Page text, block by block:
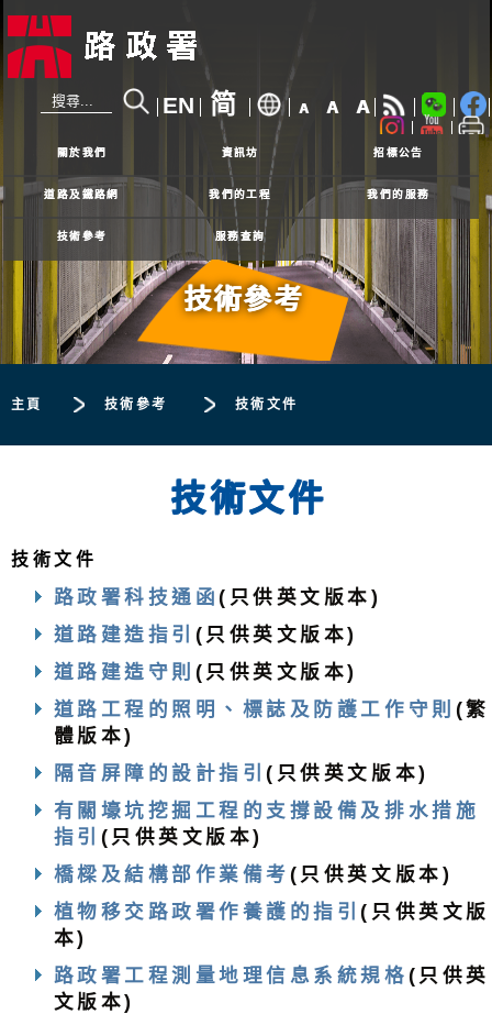
EN 简 A A A
2926 4111
關於我們 資訊坊 招標公告
道路及鐵路網 我們的工程 我們的服務
技術參考 服務查詢
主頁
技術參考
技術參考 技術文件
技術文件
技術文件
路政署科技通函 (只供英文版本)
道路建造指引 (只供英文版本)
道路建造守則 (只供英文版本)
道路工程的照明、標誌及防護工作守則 (繁
體版本)
隔音屏障的設計指引 (只供英文版本)
有關壕坑挖掘工程的支撐設備及排水措施
指引 (只供英文版本)
橋樑及結構部作業備考 (只供英文版本)
植物移交路政署作養護的指引 (只供英文版
本)
路政署工程測量地理信息系統規格 (只供英
文版本)